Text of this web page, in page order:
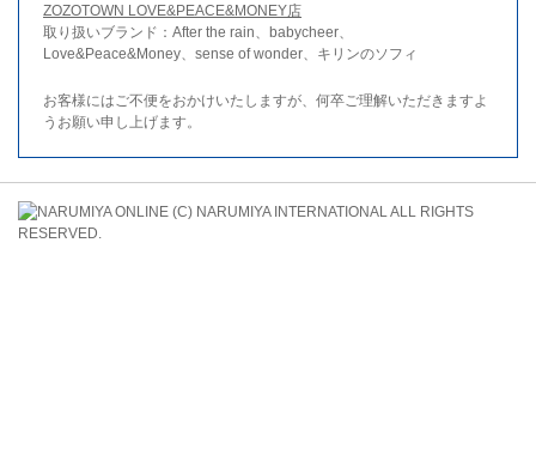
ZOZOTOWN LOVE&PEACE&MONEY店
取り扱いブランド：After the rain、babycheer、
Love&Peace&Money、sense of wonder、キリンのソフィ
お客様にはご不便をおかけいたしますが、何卒ご理解いただきますよ
うお願い申し上げます。